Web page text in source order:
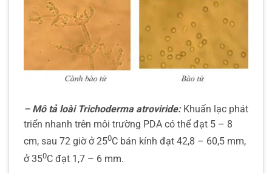
– Mô tả loài Trichoderma atroviride:Khuẩn lạc phát
triển nhanh trên môi trường PDA có thể đạt 5 – 8
cm, sau 72 giờ ở 250C bán kính đạt 42,8 – 60,5 mm,
ở 350C đạt 1,7 – 6 mm.